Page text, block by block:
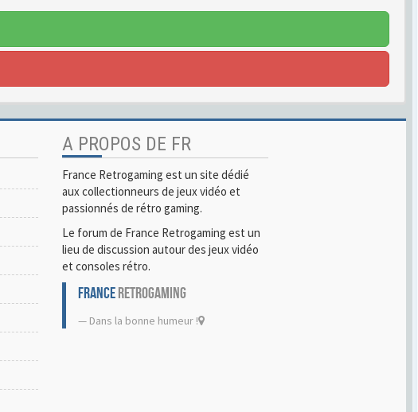
A PROPOS DE FR
France Retrogaming est un site dédié
aux collectionneurs de jeux vidéo et
passionnés de rétro gaming.
Le forum de France Retrogaming est un
lieu de discussion autour des jeux vidéo
et consoles rétro.
FRANCERETROGAMING
Dans la bonne humeur !